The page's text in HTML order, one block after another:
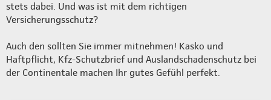
stets dabei. Und was ist mit dem richtigen
Versicherungsschutz?
Auch den sollten Sie immer mitnehmen! Kasko und
Haftpflicht, Kfz-Schutzbrief und Auslandschadenschutz bei
der Continentale machen Ihr gutes Gefühl perfekt.